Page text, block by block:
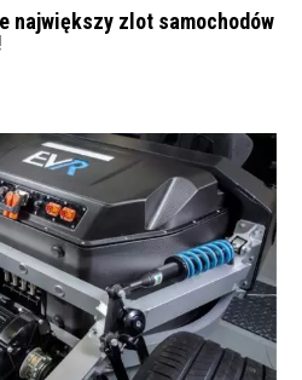
największy zlot samochodów